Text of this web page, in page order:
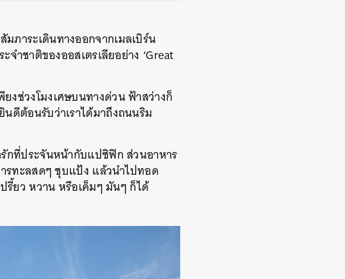
ภาระเดินทางออกจากเมลเบิร์น
ำชาติของออสเตรเลียอย่าง ‘Great
งช่วงโมงเศษบนทางด่วน ฟ้าสว่างก็
ดีต้อนรับว่าเราได้มาถึงถนนริม
กที่ประจันหน้ากับแปซิฟิก ส่วนอาหาร
รทะลสดๆ ชุบแป้ง แล้วนำไปทอด
รี้ยว หวาน หรือเค็มๆ มันๆ ก็ได้